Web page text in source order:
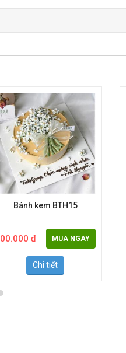
Bánh kem BTH15
đ MUA NGAY
Chi tiết